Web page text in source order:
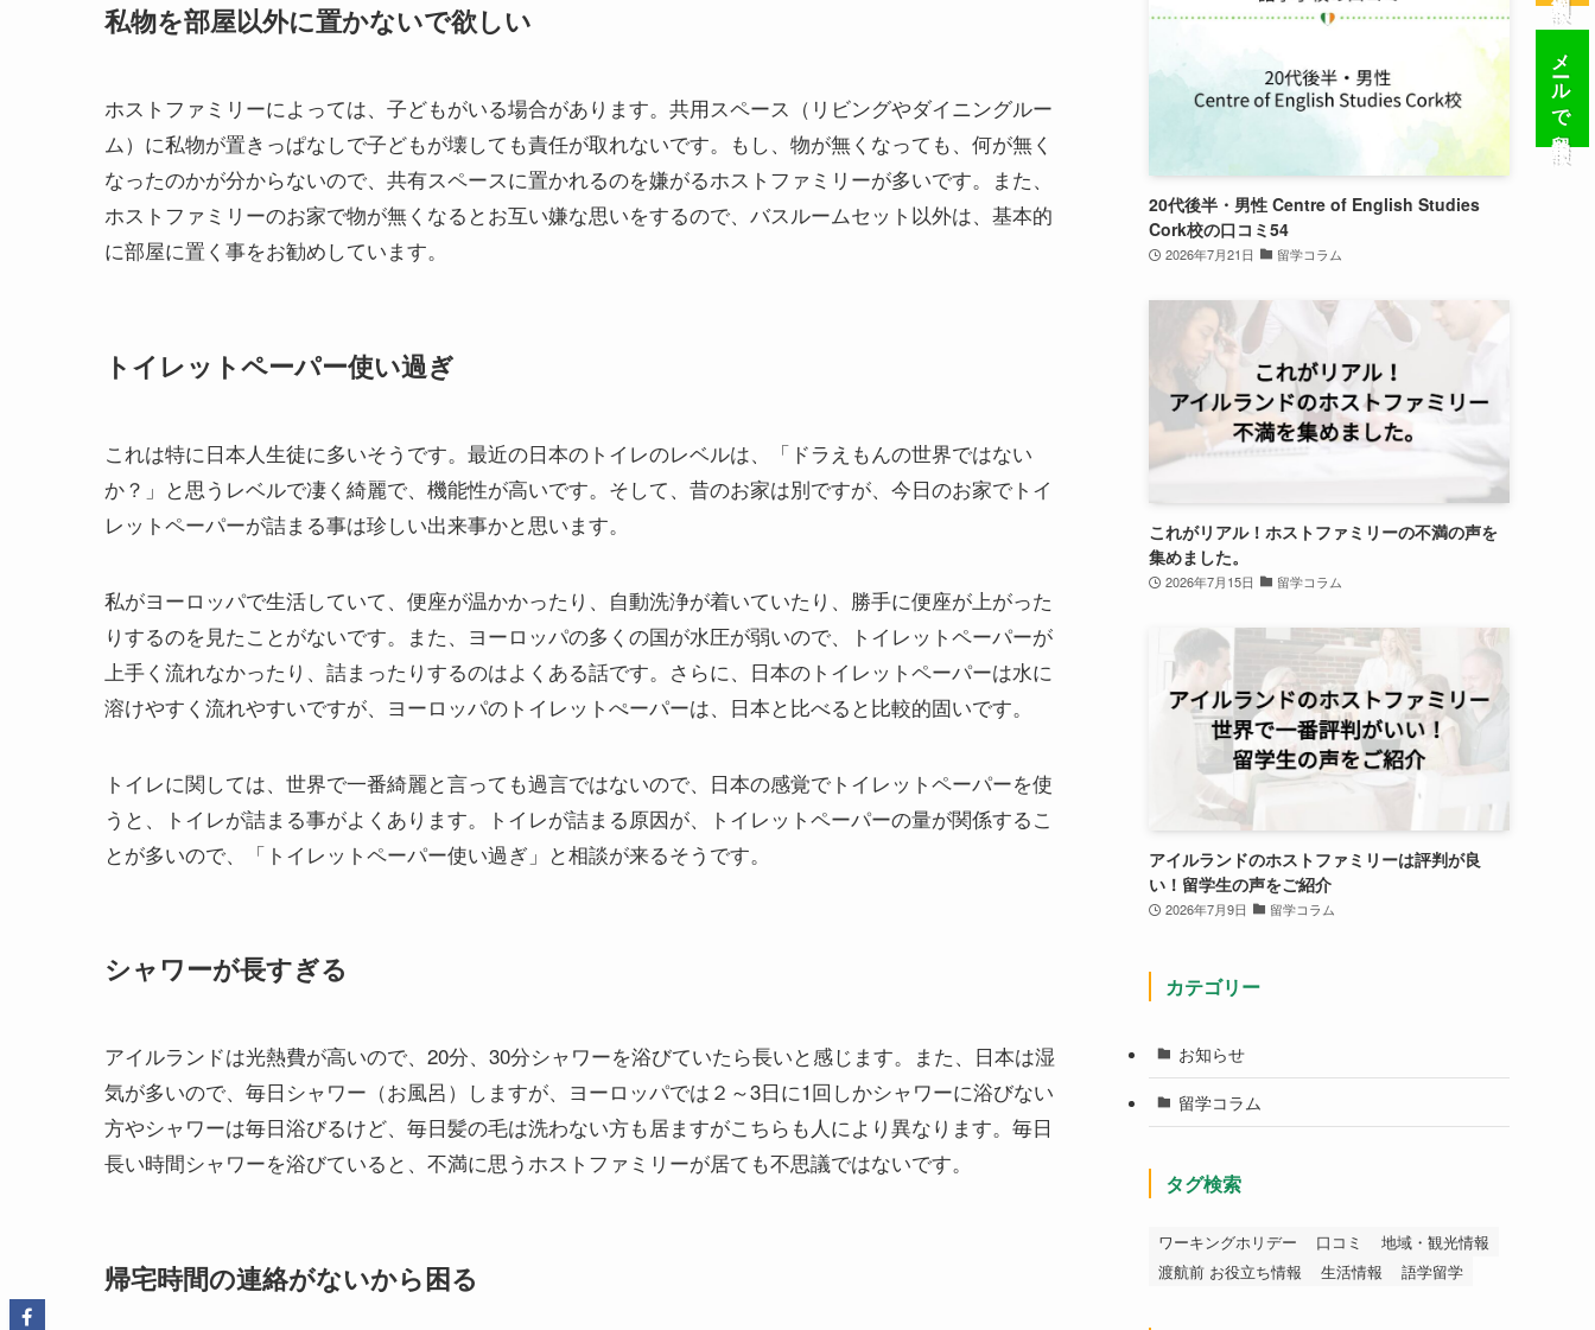
私物を部屋以外に置かないで欲しい
ホストファミリーによっては、子どもがいる場合があります。共用スペース（リビングやダイニングルー
ム）に私物が置きっぱなしで子どもが壊しても責任が取れないです。もし、物が無くなっても、何が無く
なったのかが分からないので、共有スペースに置かれるのを嫌がるホストファミリーが多いです。また、
ホストファミリーのお家で物が無くなるとお互い嫌な思いをするので、バスルームセット以外は、基本的
に部屋に置く事をお勧めしています。
トイレットペーパー使い過ぎ
これは特に日本人生徒に多いそうです。最近の日本のトイレのレベルは、「ドラえもんの世界ではない
か？」と思うレベルで凄く綺麗で、機能性が高いです。そして、昔のお家は別ですが、今日のお家でトイ
レットペーパーが詰まる事は珍しい出来事かと思います。
私がヨーロッパで生活していて、便座が温かかったり、自動洗浄が着いていたり、勝手に便座が上がった
りするのを見たことがないです。また、ヨーロッパの多くの国が水圧が弱いので、トイレットペーパーが
上手く流れなかったり、詰まったりするのはよくある話です。さらに、日本のトイレットペーパーは水に
溶けやすく流れやすいですが、ヨーロッパのトイレットぺーパーは、日本と比べると比較的固いです。
トイレに関しては、世界で一番綺麗と言っても過言ではないので、日本の感覚でトイレットペーパーを使
うと、トイレが詰まる事がよくあります。トイレが詰まる原因が、トイレットペーパーの量が関係するこ
とが多いので、「トイレットペーパー使い過ぎ」と相談が来るそうです。
シャワーが長すぎる
アイルランドは光熱費が高いので、20分、30分シャワーを浴びていたら長いと感じます。また、日本は湿
気が多いので、毎日シャワー（お風呂）しますが、ヨーロッパでは２～3日に1回しかシャワーに浴びない
方やシャワーは毎日浴びるけど、毎日髪の毛は洗わない方も居ますがこちらも人により異なります。毎日
長い時間シャワーを浴びていると、不満に思うホストファミリーが居ても不思議ではないです。
帰宅時間の連絡がないから困る
20代後半・男性 Centre of English Studies
Cork校の口コミ54
2026年7月21日 留学コラム
これがリアル！ホストファミリーの不満の声を
集めました。
2026年7月15日 留学コラム
アイルランドのホストファミリーは評判が良
い！留学生の声をご紹介
2026年7月9日 留学コラム
カテゴリー
お知らせ
留学コラム
タグ検索
ワーキングホリデー 口コミ
地域・観光情報
渡航前 お役立ち情報
生活情報 語学留学
メールで留学相談